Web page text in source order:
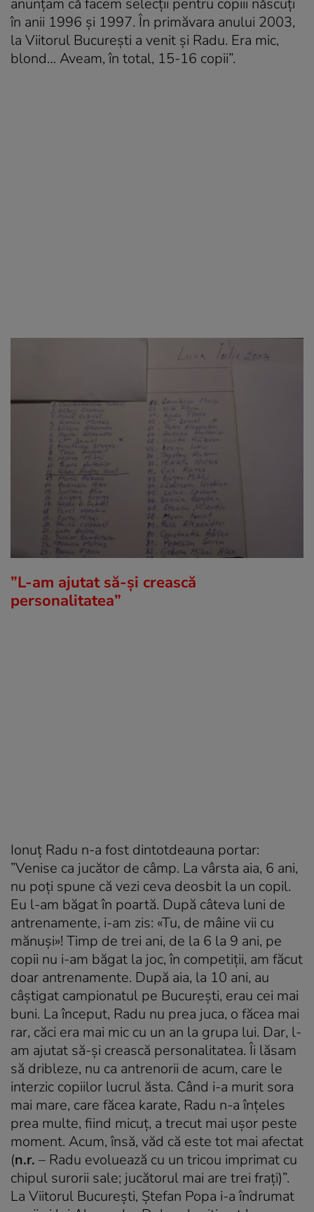
în anii 1996 și 1997. În primăvara anului 2003,
la Viitorul București a venit și Radu. Era mic,
blond… Aveam, în total, 15-16 copii”.
”L-am ajutat să-și crească
personalitatea”
Ionuț Radu n-a fost dintotdeauna portar:
”Venise ca jucător de câmp. La vârsta aia, 6 ani,
nu poți spune că vezi ceva deosbit la un copil.
Eu l-am băgat în poartă. După câteva luni de
antrenamente, i-am zis: «Tu, de mâine vii cu
mănuși»! Timp de trei ani, de la 6 la 9 ani, pe
copii nu i-am băgat la joc, în competiții, am făcut
doar antrenamente. După aia, la 10 ani, au
câștigat campionatul pe București, erau cei mai
buni. La început, Radu nu prea juca, o făcea mai
rar, căci era mai mic cu un an la grupa lui. Dar, l-
am ajutat să-și crească personalitatea. Îi lăsam
să dribleze, nu ca antrenorii de acum, care le
interzic copiilor lucrul ăsta. Când i-a murit sora
mai mare, care făcea karate, Radu n-a înțeles
prea multe, fiind micuț, a trecut mai ușor peste
moment. Acum, însă, văd că este tot mai afectat
(n.r. – Radu evoluează cu un tricou imprimat cu
chipul surorii sale; jucătorul mai are trei frați)”.
La Viitorul București, Ștefan Popa i-a îndrumat